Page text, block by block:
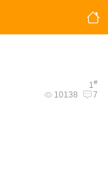
1#
10138 7